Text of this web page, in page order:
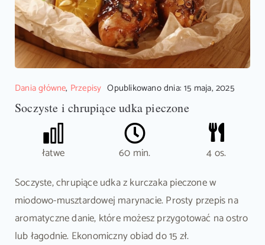
Dania główne, Przepisy Opublikowano dnia: 15 maja, 2025
Soczyste i chrupiące udka pieczone
łatwe 60 min.
4 os.
Soczyste, chrupiące udka z kurczaka pieczone w
miodowo-musztardowej marynacie. Prosty przepis na
aromatyczne danie, które możesz przygotować na ostro
lub łagodnie. Ekonomiczny obiad do 15 zł.